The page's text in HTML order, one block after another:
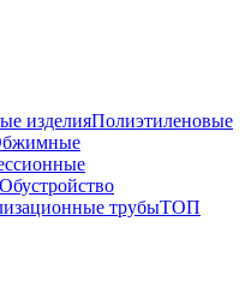
изделияПолиэтиленовые
Обустройство
трубыТОП